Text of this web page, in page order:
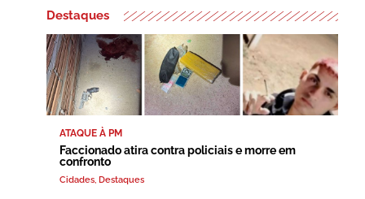
Destaques
ATAQUE À PM
Faccionado atira contra policiais e morre em
confronto
Cidades, Destaques